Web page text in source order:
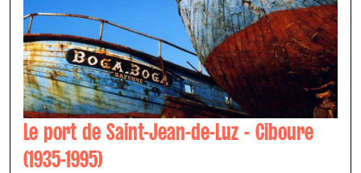
Le port de Saint-Jean-de-Luz - Ciboure
(1935-1995)